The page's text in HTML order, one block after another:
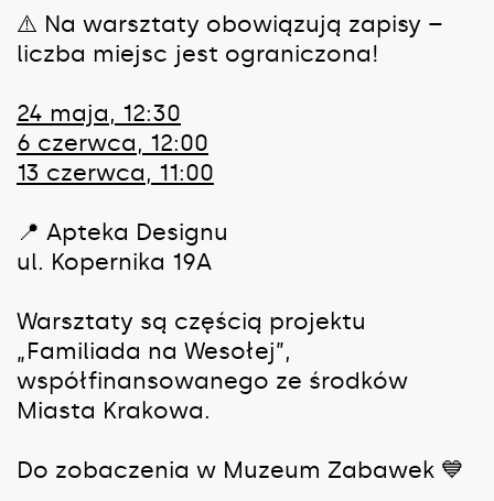
⚠️ Na warsztaty obowiązują zapisy –
liczba miejsc jest ograniczona!
24 maja, 12:30
6 czerwca, 12:00
13 czerwca, 11:00
📍 Apteka Designu
ul. Kopernika 19A
Warsztaty są częścią projektu
„Familiada na Wesołej”,
współfinansowanego ze środków
Miasta Krakowa.
Do zobaczenia w Muzeum Zabawek 💙